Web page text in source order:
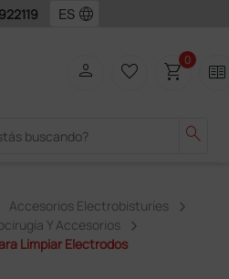
language
search
person favorite_border shopping_cart0 two_pager
Accesorios Electrobisturíes
Y Accesorios
Limpiar Electrodos